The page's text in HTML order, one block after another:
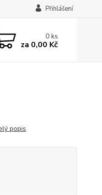
Přihlášení
0ks
za 0,00 Kč
popis